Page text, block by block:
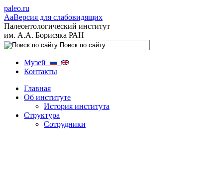
paleo.ru
AaВерсия для слабовидящих
Палеонтологический институт
им. А.А. Борисяка РАН
Музей
Контакты
Главная
Об институте
История института
Структура
Сотрудники